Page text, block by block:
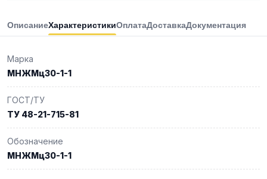
ОписаниеХарактеристикиОплатаДоставкаДокументация
Марка
МНЖМц30-1-1
ГОСТ/ТУ
ТУ 48-21-715-81
Обозначение
МНЖМц30-1-1